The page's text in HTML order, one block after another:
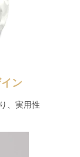
ン
、実用性